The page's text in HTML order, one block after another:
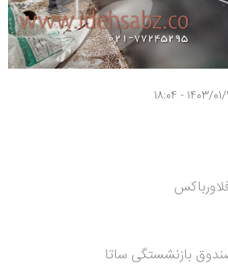
1403/01/27 -
بازنشستگی ساتا